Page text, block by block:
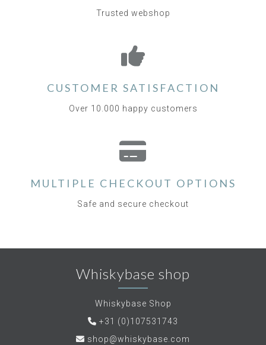
Trusted webshop
CUSTOMER SATISFACTION
Over 10.000 happy customers
MULTIPLE CHECKOUT OPTIONS
Safe and secure checkout
Whiskybase shop
Whiskybase Shop
+31 (0)107531743
shop@whiskybase.com